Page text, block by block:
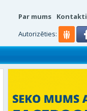
Par mums Kontakti
Autorizēties: